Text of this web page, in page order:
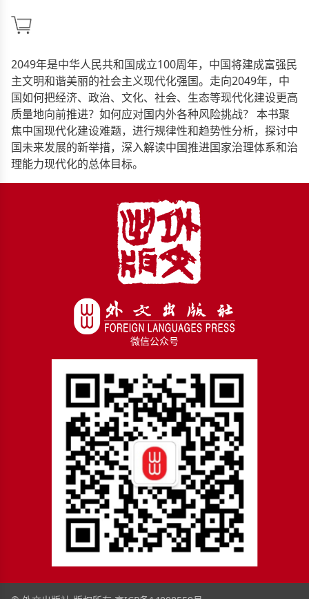
2049年是中华人民共和国成立100周年，中国将建成富强民
主文明和谐美丽的社会主义现代化强国。走向2049年，中
国如何把经济、政治、文化、社会、生态等现代化建设更高
质量地向前推进？如何应对国内外各种风险挑战？ 本书聚
焦中国现代化建设难题，进行规律性和趋势性分析，探讨中
国未来发展的新举措，深入解读中国推进国家治理体系和治
理能力现代化的总体目标。
微信公众号